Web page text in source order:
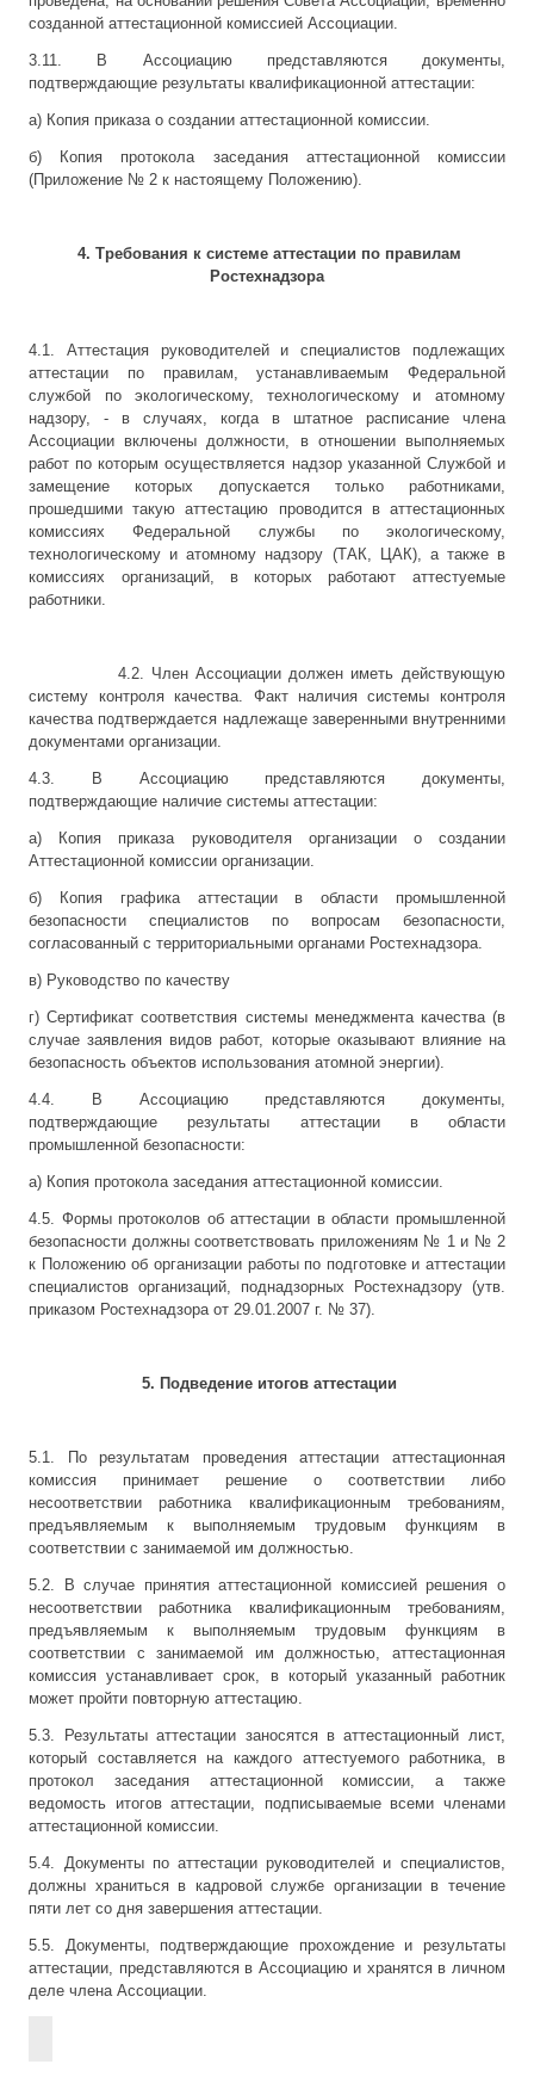
созданной аттестационной комиссией Ассоциации.
3.11. В Ассоциацию представляются документы,
подтверждающие результаты квалификационной аттестации:
а) Копия приказа о создании аттестационной комиссии.
б) Копия протокола заседания аттестационной комиссии
(Приложение № 2 к настоящему Положению).
4. Требования к системе аттестации по правилам
Ростехнадзора
4.1. Аттестация руководителей и специалистов подлежащих
аттестации по правилам, устанавливаемым Федеральной
службой по экологическому, технологическому и атомному
надзору, - в случаях, когда в штатное расписание члена
Ассоциации включены должности, в отношении выполняемых
работ по которым осуществляется надзор указанной Службой и
замещение которых допускается только работниками,
прошедшими такую аттестацию проводится в аттестационных
комиссиях Федеральной службы по экологическому,
технологическому и атомному надзору (ТАК, ЦАК), а также в
комиссиях организаций, в которых работают аттестуемые
работники.
4.2. Член Ассоциации должен иметь действующую
систему контроля качества. Факт наличия системы контроля
качества подтверждается надлежаще заверенными внутренними
документами организации.
4.3. В Ассоциацию представляются документы,
подтверждающие наличие системы аттестации:
а) Копия приказа руководителя организации о создании
Аттестационной комиссии организации.
б) Копия графика аттестации в области промышленной
безопасности специалистов по вопросам безопасности,
согласованный с территориальными органами Ростехнадзора.
в) Руководство по качеству
г) Сертификат соответствия системы менеджмента качества (в
случае заявления видов работ, которые оказывают влияние на
безопасность объектов использования атомной энергии).
4.4. В Ассоциацию представляются документы,
подтверждающие результаты аттестации в области
промышленной безопасности:
а) Копия протокола заседания аттестационной комиссии.
4.5. Формы протоколов об аттестации в области промышленной
безопасности должны соответствовать приложениям № 1 и № 2
к Положению об организации работы по подготовке и аттестации
специалистов организаций, поднадзорных Ростехнадзору (утв.
приказом Ростехнадзора от 29.01.2007 г. № 37).
5. Подведение итогов аттестации
5.1. По результатам проведения аттестации аттестационная
комиссия принимает решение о соответствии либо
несоответствии работника квалификационным требованиям,
предъявляемым к выполняемым трудовым функциям в
соответствии с занимаемой им должностью.
5.2. В случае принятия аттестационной комиссией решения о
несоответствии работника квалификационным требованиям,
предъявляемым к выполняемым трудовым функциям в
соответствии с занимаемой им должностью, аттестационная
комиссия устанавливает срок, в который указанный работник
может пройти повторную аттестацию.
5.3. Результаты аттестации заносятся в аттестационный лист,
который составляется на каждого аттестуемого работника, в
протокол заседания аттестационной комиссии, а также
ведомость итогов аттестации, подписываемые всеми членами
аттестационной комиссии.
5.4. Документы по аттестации руководителей и специалистов,
должны храниться в кадровой службе организации в течение
пяти лет со дня завершения аттестации.
5.5. Документы, подтверждающие прохождение и результаты
аттестации, представляются в Ассоциацию и хранятся в личном
деле члена Ассоциации.